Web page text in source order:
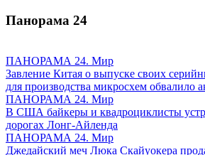
Панорама 24
ПАНОРАМА 24. Мир
Завление Китая о выпуске своих
для производства микросхем обвалило
ПАНОРАМА 24. Мир
В США байкеры и квадроциклисты
дорогах Лонг-Айленда
ПАНОРАМА 24. Мир
Джедайский меч Люка Скайуокера